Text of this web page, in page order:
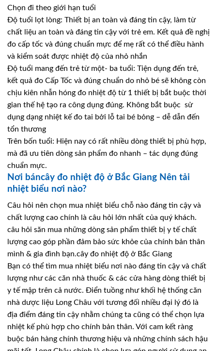
Chọn đi theo giới hạn tuổi
Độ tuổi lọt lòng: Thiết bị an toàn và đáng tin cậy, làm từ
chất liệu an toàn và đáng tin cậy với trẻ em. Kết quả đề nghị
đo cấp tốc và đúng chuẩn mực để mẹ rất có thể điều hành
và kiểm soát được nhiệt độ của nhỏ nhắn
Độ tuổi mang đến trẻ từ một- ba tuổi: Tiện dụng đến trẻ,
kết quả đo Cấp Tốc và đúng chuẩn do nhỏ bé sẽ không còn
chịu kiên nhẫn hóng đo nhiệt độ từ 1 thiết bị bắt buộc thời
gian thế hệ tạo ra công dụng đúng. Không bắt buộc sử
dụng dạng nhiệt kế đo tai bởi lỗ tai bé bỏng – dễ dẫn đến
tổn thương
Trên bốn tuổi: Hiện nay có rất nhiều dòng thiết bị phù hợp,
mà đã ưu tiên dòng sản phẩm đo nhanh – tác dụng đúng
chuẩn mực.
Nơi báncây đo nhiệt độ ở Bắc Giang Nên tải
nhiệt biểu nơi nào?
Câu hỏi nên chọn mua nhiệt biểu chỗ nào đáng tin cậy và
chất lượng cao chính là câu hỏi lớn nhất của quý khách.
câu hỏi săn mua những dòng sản phẩm thiết bị y tế chất
lượng cao góp phần đảm bảo sức khỏe của chính bản thân
mình & gia đình bạn.cây đo nhiệt độ ở Bắc Giang
Bạn có thể tìm mua nhiệt biểu nơi nào đáng tin cậy và chất
lượng như các căn nhà thuốc & các cửa hàng dòng thiết bị
y tế mập trên cả nước. Điển tuồng như khối hệ thống căn
nhà dược liệu Long Châu với tương đối nhiều đại lý đó là
địa điểm đáng tin cậy nhằm chúng ta cũng có thể chọn lựa
nhiệt kế phù hợp cho chính bản thân. Với cam kết ràng
buộc bán hàng chính thương hiệu và những chính sách hậu